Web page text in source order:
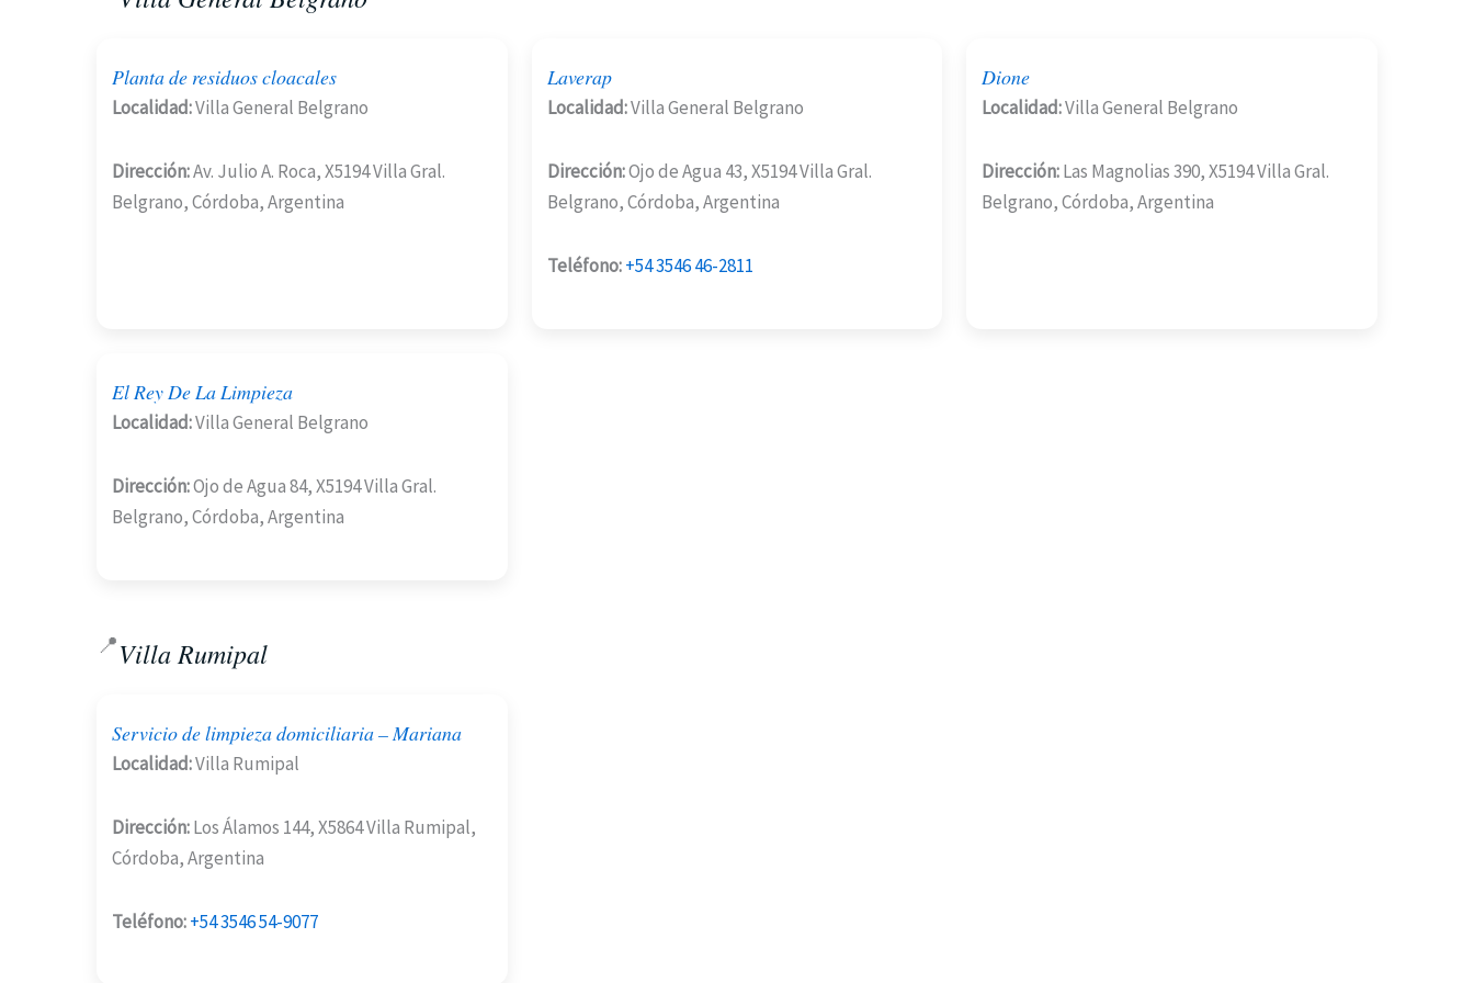
Planta de residuos cloacales
Localidad:Villa General Belgrano
Dirección:Av. Julio A. Roca, X5194 Villa Gral.
Belgrano, Córdoba, Argentina
Laverap
Localidad:Villa General Belgrano
Dirección:Ojo de Agua 43, X5194 Villa Gral.
Belgrano, Córdoba, Argentina
Teléfono:+54 3546 46-2811
Dione
Localidad:Villa General Belgrano
Dirección:Las Magnolias 390, X5194 Villa Gral.
Belgrano, Córdoba, Argentina
El Rey De La Limpieza
Localidad:Villa General Belgrano
Dirección:Ojo de Agua 84, X5194 Villa Gral.
Belgrano, Córdoba, Argentina
📍Villa Rumipal
Servicio de limpieza domiciliaria – Mariana
Localidad:Villa Rumipal
Dirección:Los Álamos 144, X5864 Villa Rumipal,
Córdoba, Argentina
Teléfono:+54 3546 54-9077